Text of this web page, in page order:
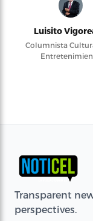
Luisito
Columnista
Transparent
perspectives.